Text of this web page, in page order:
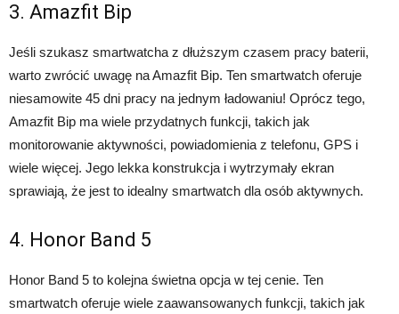
3. Amazfit Bip
Jeśli szukasz smartwatcha z dłuższym czasem pracy baterii,
warto zwrócić uwagę na Amazfit Bip. Ten smartwatch oferuje
niesamowite 45 dni pracy na jednym ładowaniu! Oprócz tego,
Amazfit Bip ma wiele przydatnych funkcji, takich jak
monitorowanie aktywności, powiadomienia z telefonu, GPS i
wiele więcej. Jego lekka konstrukcja i wytrzymały ekran
sprawiają, że jest to idealny smartwatch dla osób aktywnych.
4. Honor Band 5
Honor Band 5 to kolejna świetna opcja w tej cenie. Ten
smartwatch oferuje wiele zaawansowanych funkcji, takich jak